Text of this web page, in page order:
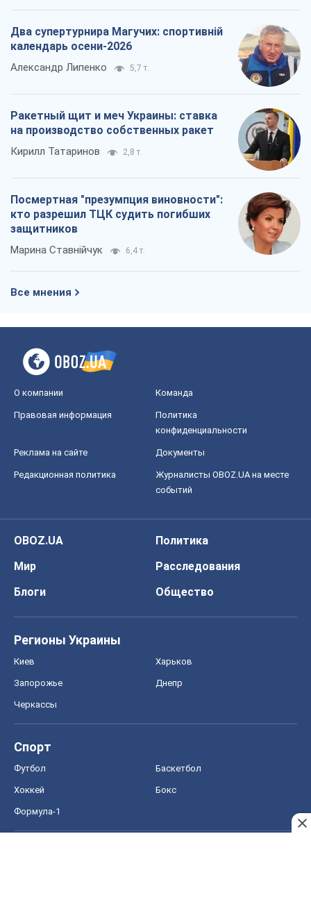
Два супертурнира Магучих: спортивній
календарь осени-2026
Александр Липенко 5,7 т.
Ракетный щит и меч Украины: ставка
на производство собственных ракет
Кирилл Татаринов 2,8 т.
Посмертная "презумпция виновности":
кто разрешил ТЦК судить погибших
защитников
Марина Ставнійчук 6,4 т.
Все мнения
О компании Команда
Правовая информация
Политика
конфиденциальности
Реклама на сайте Документы
Редакционная политика
Журналисты OBOZ.UA на месте
событий
OBOZ.UA
Политика
Мир
Расследования
Блоги
Общество
Регионы Украины
Киев Харьков
Запорожье Днепр
Черкассы
Спорт
Футбол Баскетбол
Хоккей Бокс
Формула-1